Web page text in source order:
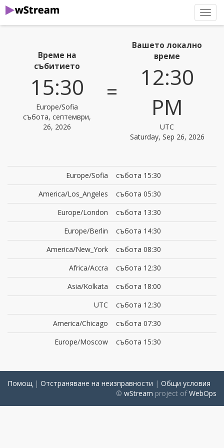
Време на
събитието
15:30
Europe/Sofia
събота, септември,
26, 2026
=
Вашето локално
време
12:30
PM
UTC
Saturday, Sep 26, 2026
Europe/Sofia
събота 15:30
America/Los_Angeles
събота 05:30
Europe/London
събота 13:30
Europe/Berlin
събота 14:30
America/New_York
събота 08:30
Africa/Accra
събота 12:30
Asia/Kolkata
събота 18:00
UTC
събота 12:30
America/Chicago
събота 07:30
Europe/Moscow
събота 15:30
Помощ | Отстраняване на неизправности | Общи условия
© wStream project ofWebOps